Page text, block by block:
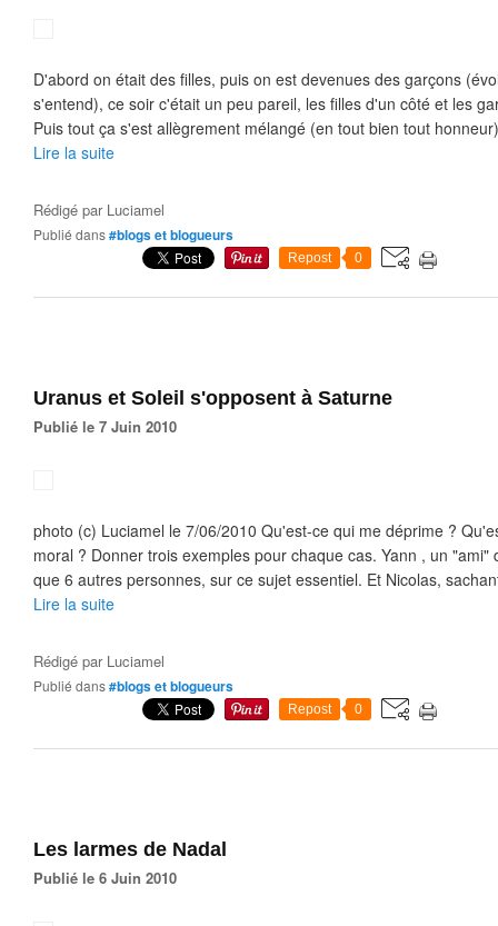
D'abord on était des filles, puis on est devenues des garçons
s'entend), ce soir c'était un peu pareil, les filles d'un côté et les
Puis tout ça s'est allègrement mélangé (en tout bien tout
Lire la suite
Rédigé par Luciamel
Publié dans#blogs et blogueurs
Repost 0
Uranus et Soleil s'opposent à Saturne
Publié le 7 Juin 2010
photo (c) Luciamel le 7/06/2010 Qu'est-ce qui me déprime ?
moral ? Donner trois exemples pour chaque cas. Yann , un "ami"
que 6 autres personnes, sur ce sujet essentiel. Et Nicolas,
Lire la suite
Rédigé par Luciamel
Publié dans#blogs et blogueurs
Repost 0
Les larmes de Nadal
Publié le 6 Juin 2010